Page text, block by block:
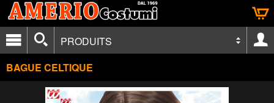
PRODUITS
BAGUE CELTIQUE